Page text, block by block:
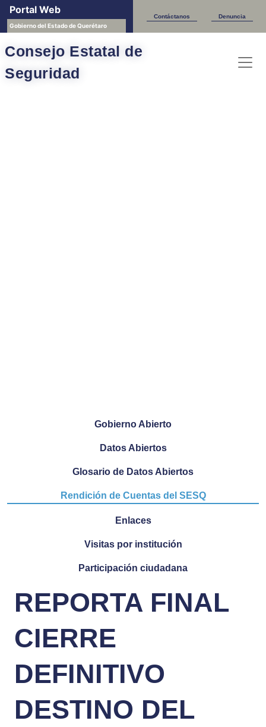
Portal Web
Gobierno del Estado de Querétaro
Contáctanos Denuncia
Consejo Estatal de
Seguridad
Gobierno Abierto
Datos Abiertos
Glosario de Datos Abiertos
Rendición de Cuentas del SESQ
Enlaces
Visitas por institución
Participación ciudadana
REPORTA FINAL
CIERRE
DEFINITIVO
DESTINO DEL